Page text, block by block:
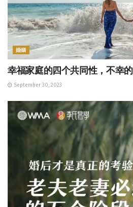
婚姻
幸福家庭的四个共同性，不幸
September 30, 2023